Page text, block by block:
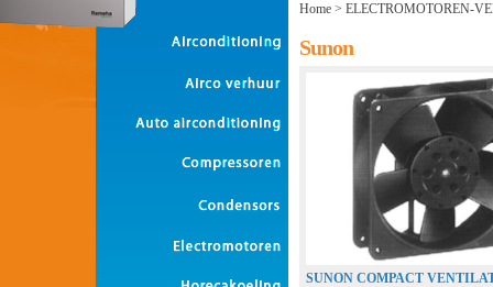
Home > ELECTROMOTOREN-
Sunon
SUNON COMPACT